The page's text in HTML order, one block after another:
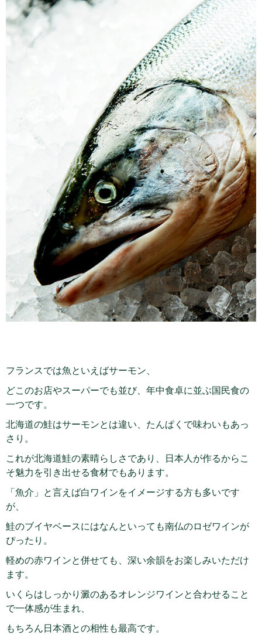
フランスでは魚といえばサーモン、
どこのお店やスーパーでも並び、年中食卓に並ぶ国民食の
一つです。
北海道の鮭はサーモンとは違い、たんぱくで味わいもあっ
さり。
これが北海道鮭の素晴らしさであり、日本人が作るからこ
そ魅力を引き出せる食材でもあります。
「魚介」と言えば白ワインをイメージする方も多いです
が、
鮭のブイヤベースにはなんといっても南仏のロゼワインが
ぴったり。
軽めの赤ワインと併せても、深い余韻をお楽しみいただけ
ます。
いくらはしっかり澱のあるオレンジワインと合わせること
で一体感が生まれ、
もちろん日本酒との相性も最高です。